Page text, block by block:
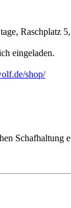
Raschplatz
eingeladen.
shop/
Schafhaltung